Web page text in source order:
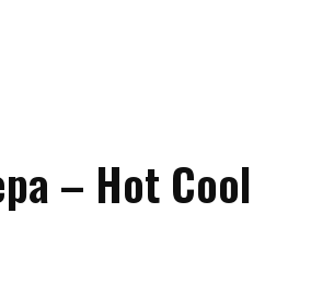
– Hot Cool